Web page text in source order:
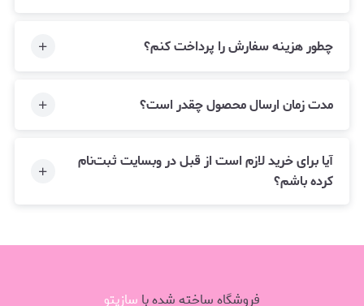
چطور هزینه سفارش را پرداخت کنم؟
مدت زمان ارسال محصول چقدر است؟
آیا برای خرید لازم است از قبل در وبسایت ثبت‌نام
کرده باشم؟
فروشگاه ساخته شده با سازیتو